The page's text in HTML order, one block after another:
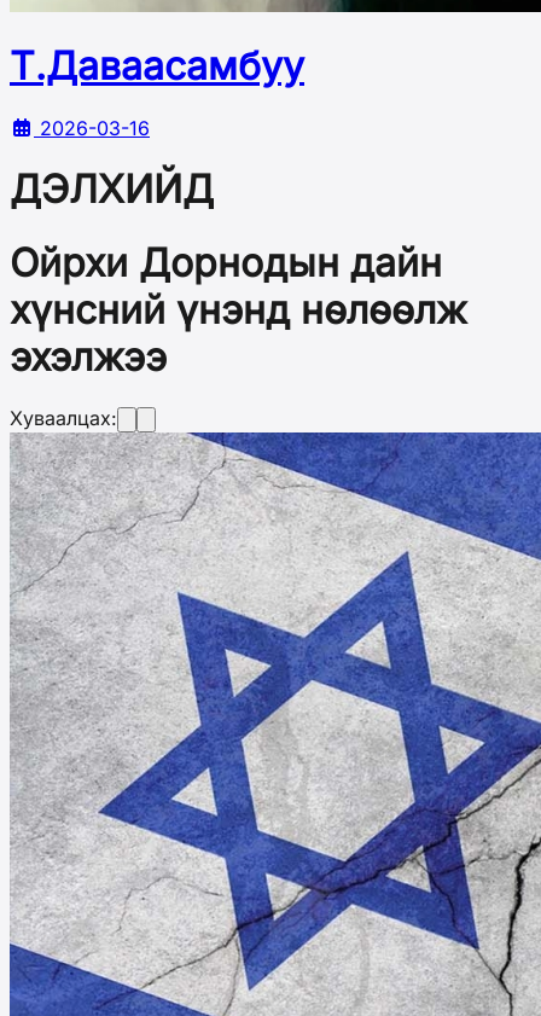
Т.Даваасамбуу
2026-03-16
ДЭЛХИЙД
Ойрхи Дорнодын дайн
хүнсний үнэнд нөлөөлж
эхэлжээ
Хуваалцах: